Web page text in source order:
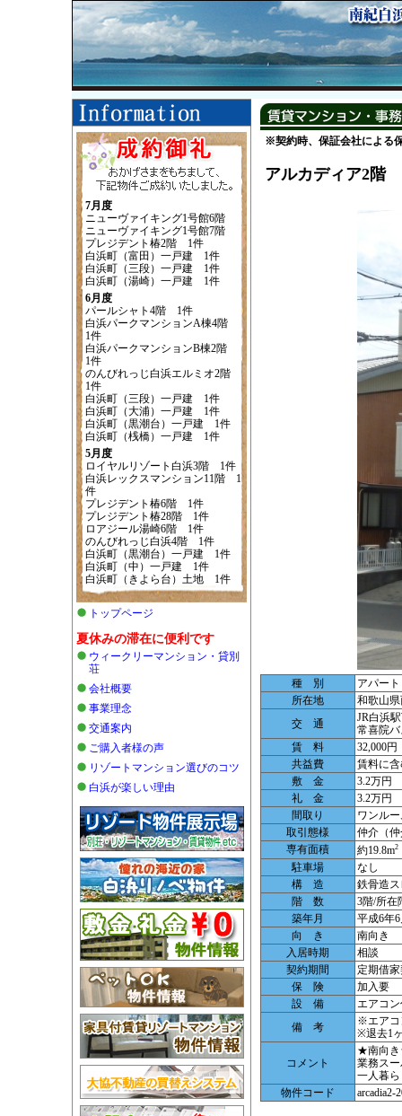
※契約時、保証会社による
アルカディア2階
種 別
アパート
所在地
和歌山県
交 通
JR白浜
常喜院
賃 料
32,000円
共益費
賃料に含
敷 金
3.2万円
礼 金
3.2万円
間取り
ワンルー
取引態様
仲介（
専有面積
約19.8m2
駐車場
なし
構 造
鉄骨造
階 数
3階/所在
築年月
平成6年6
向 き
南向き
入居時期
相談
契約期間
定期借
保 険
加入要
設 備
エアコ
備 考
※エアコ
※退去1
コメント
★南向
業務ス
一人暮
物件コード
arcadia2-
7月度
ニューヴァイキング1号館6階
ニューヴァイキング1号館7階
プレジデント椿2階 1件
白浜町（富田）一戸建 1件
白浜町（三段）一戸建 1件
白浜町（湯崎）一戸建 1件
6月度
パールシャト4階 1件
白浜パークマンションA棟4階
1件
白浜パークマンションB棟2階
1件
のんびれっじ白浜エルミオ2階
1件
白浜町（三段）一戸建 1件
白浜町（大浦）一戸建 1件
白浜町（黒潮台）一戸建 1件
白浜町（桟橋）一戸建 1件
5月度
ロイヤルリゾート白浜3階 1件
白浜レックスマンション11階 1
件
プレジデント椿6階 1件
プレジデント椿28階 1件
ロアジール湯崎6階 1件
のんびれっじ白浜4階 1件
白浜町（黒潮台）一戸建 1件
白浜町（中）一戸建 1件
白浜町（きよら台）土地 1件
トップページ
夏休みの滞在に便利です
ウィークリーマンション・貸別
荘
会社概要
事業理念
交通案内
ご購入者様の声
リゾートマンション選びのコツ
白浜が楽しい理由